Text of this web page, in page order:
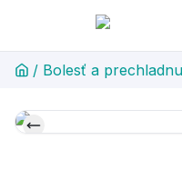
/ Bolesť a